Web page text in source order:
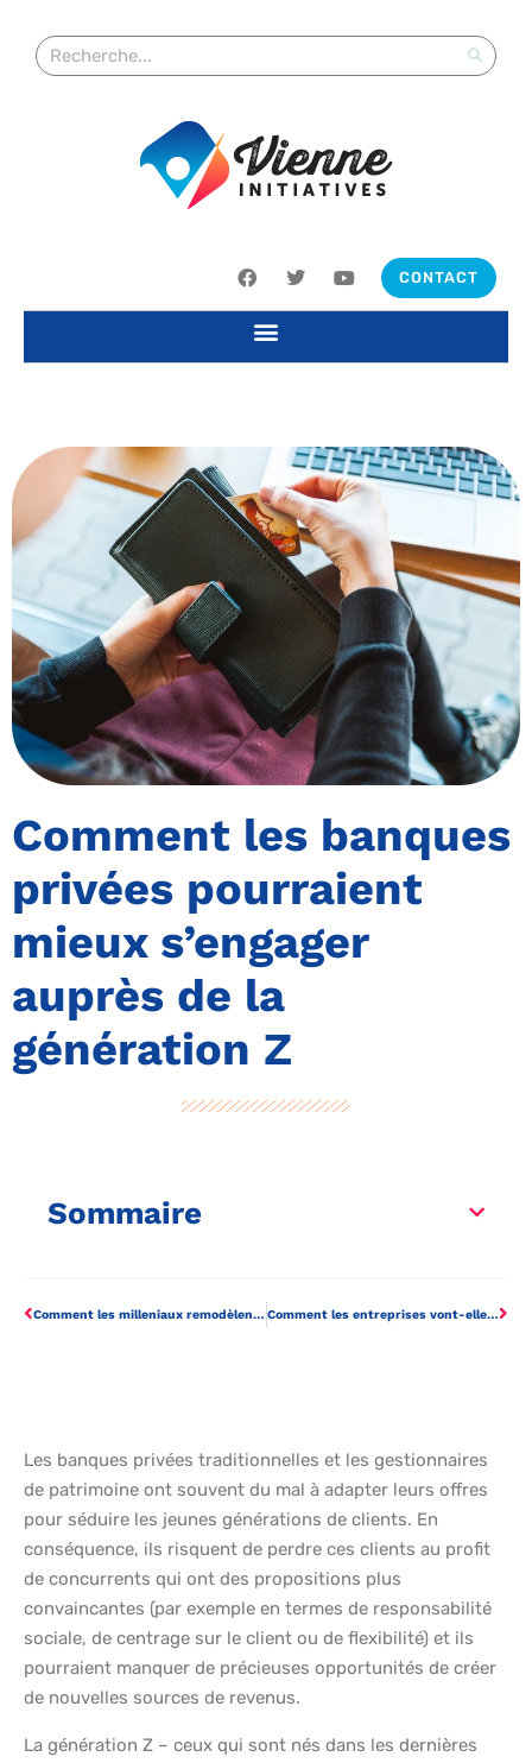
CONTACT
Comment les banques
privées pourraient
mieux s’engager
auprès de la
génération Z
Sommaire
Comment les milleniaux remodèlent la gestion des talents dans la banque d’investissement Comment les entreprises vont-elles relever le défi de la banque d’investissement ?
Les banques privées traditionnelles et les gestionnaires
de patrimoine ont souvent du mal à adapter leurs offres
pour séduire les jeunes générations de clients. En
conséquence, ils risquent de perdre ces clients au profit
de concurrents qui ont des propositions plus
convaincantes (par exemple en termes de responsabilité
sociale, de centrage sur le client ou de flexibilité) et ils
pourraient manquer de précieuses opportunités de créer
de nouvelles sources de revenus.
La génération Z – ceux qui sont nés dans les dernières